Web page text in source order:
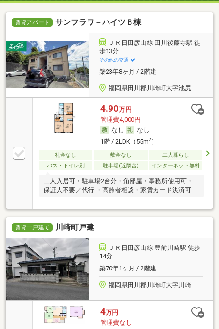
賃貸アパート サンフラワ－ハイツＢ棟
ＪＲ日田彦山線 田川後藤寺駅 徒
歩13分
その他の交通
築23年8ヶ月 / 2階建
福岡県田川郡川崎町大字池尻
4.90万円
管理費4,000円
なし
なし
1階 / 2LDK（55m2）
礼金なし 敷金なし
二人暮らし
バス・トイレ別
駐車場(近隣含) インターネット無料
二人入居可・駐車場2台分・角部屋・事務所使用可・
保証人不要／代行 ・高齢者相談・家賃カード決済可
賃貸一戸建て 川崎町戸建
ＪＲ日田彦山線 豊前川崎駅 徒歩
14分
築70年1ヶ月 / 2階建
福岡県田川郡川崎町大字川崎
4万円
管理費なし